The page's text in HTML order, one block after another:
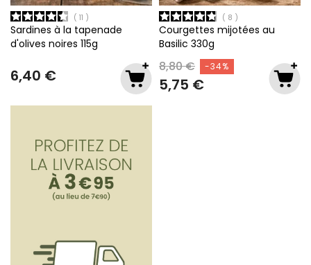
11
Sardines à la tapenade
d'olives noires 115g
6,40 €
8
Courgettes mijotées au
Basilic 330g
8,80 € -34%
5,75 €